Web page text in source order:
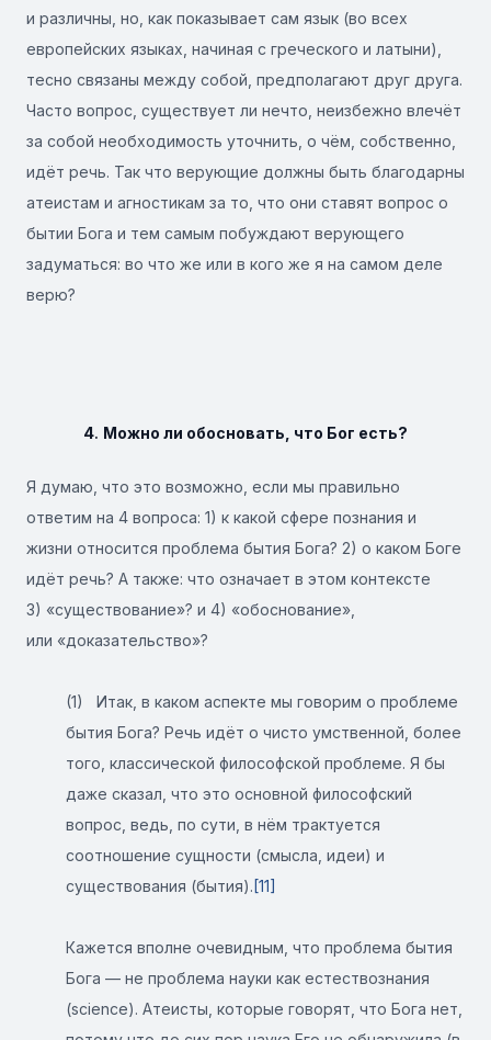
и различны, но, как показывает сам язык (во всех
европейских языках, начиная с греческого и латыни),
тесно связаны между собой, предполагают друг друга.
Часто вопрос, существует ли нечто, неизбежно влечёт
за собой необходимость уточнить, о чём, собственно,
идёт речь. Так что верующие должны быть благодарны
атеистам и агностикам за то, что они ставят вопрос о
бытии Бога и тем самым побуждают верующего
задуматься: во что же или в кого же я на самом деле
верю?
4. Можно ли обосновать, что Бог есть?
Я думаю, что это возможно, если мы правильно
ответим на 4 вопроса: 1) к какой сфере познания и
жизни относится проблема бытия Бога? 2) о каком Боге
идёт речь? А также: что означает в этом контексте
3) «существование»? и 4) «обоснование»,
или «доказательство»?
(1) Итак, в каком аспекте мы говорим о проблеме
бытия Бога? Речь идёт о чисто умственной, более
того, классической философской проблеме. Я бы
даже сказал, что это основной философский
вопрос, ведь, по сути, в нём трактуется
соотношение сущности (смысла, идеи) и
существования (бытия). [11]
Кажется вполне очевидным, что проблема бытия
Бога — не проблема науки как естествознания
(science). Атеисты, которые говорят, что Бога нет,